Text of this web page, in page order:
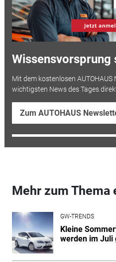
Wissensvorsprung
Mit dem kostenlosen
wichtigsten News des Tages
Zum AUTOHAUS
Mehr zum Thema
GW-TRENDS
Kleine
werden im Juli